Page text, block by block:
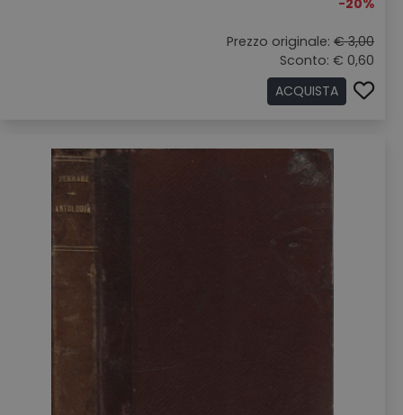
-20%
Prezzo originale: € 3,00
Sconto: € 0,60
ACQUISTA